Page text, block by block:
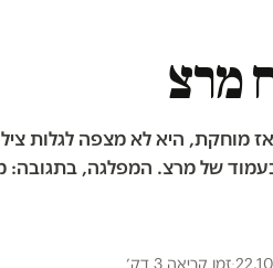
מרצ
מוחקת, היא לא מצפה לגלות
של מרצ. המפלגה, בתגובה:
·זמן קריאה 3 דק׳